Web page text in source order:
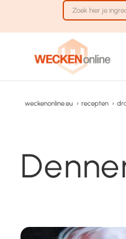
weckenonline.eu › recepten ›